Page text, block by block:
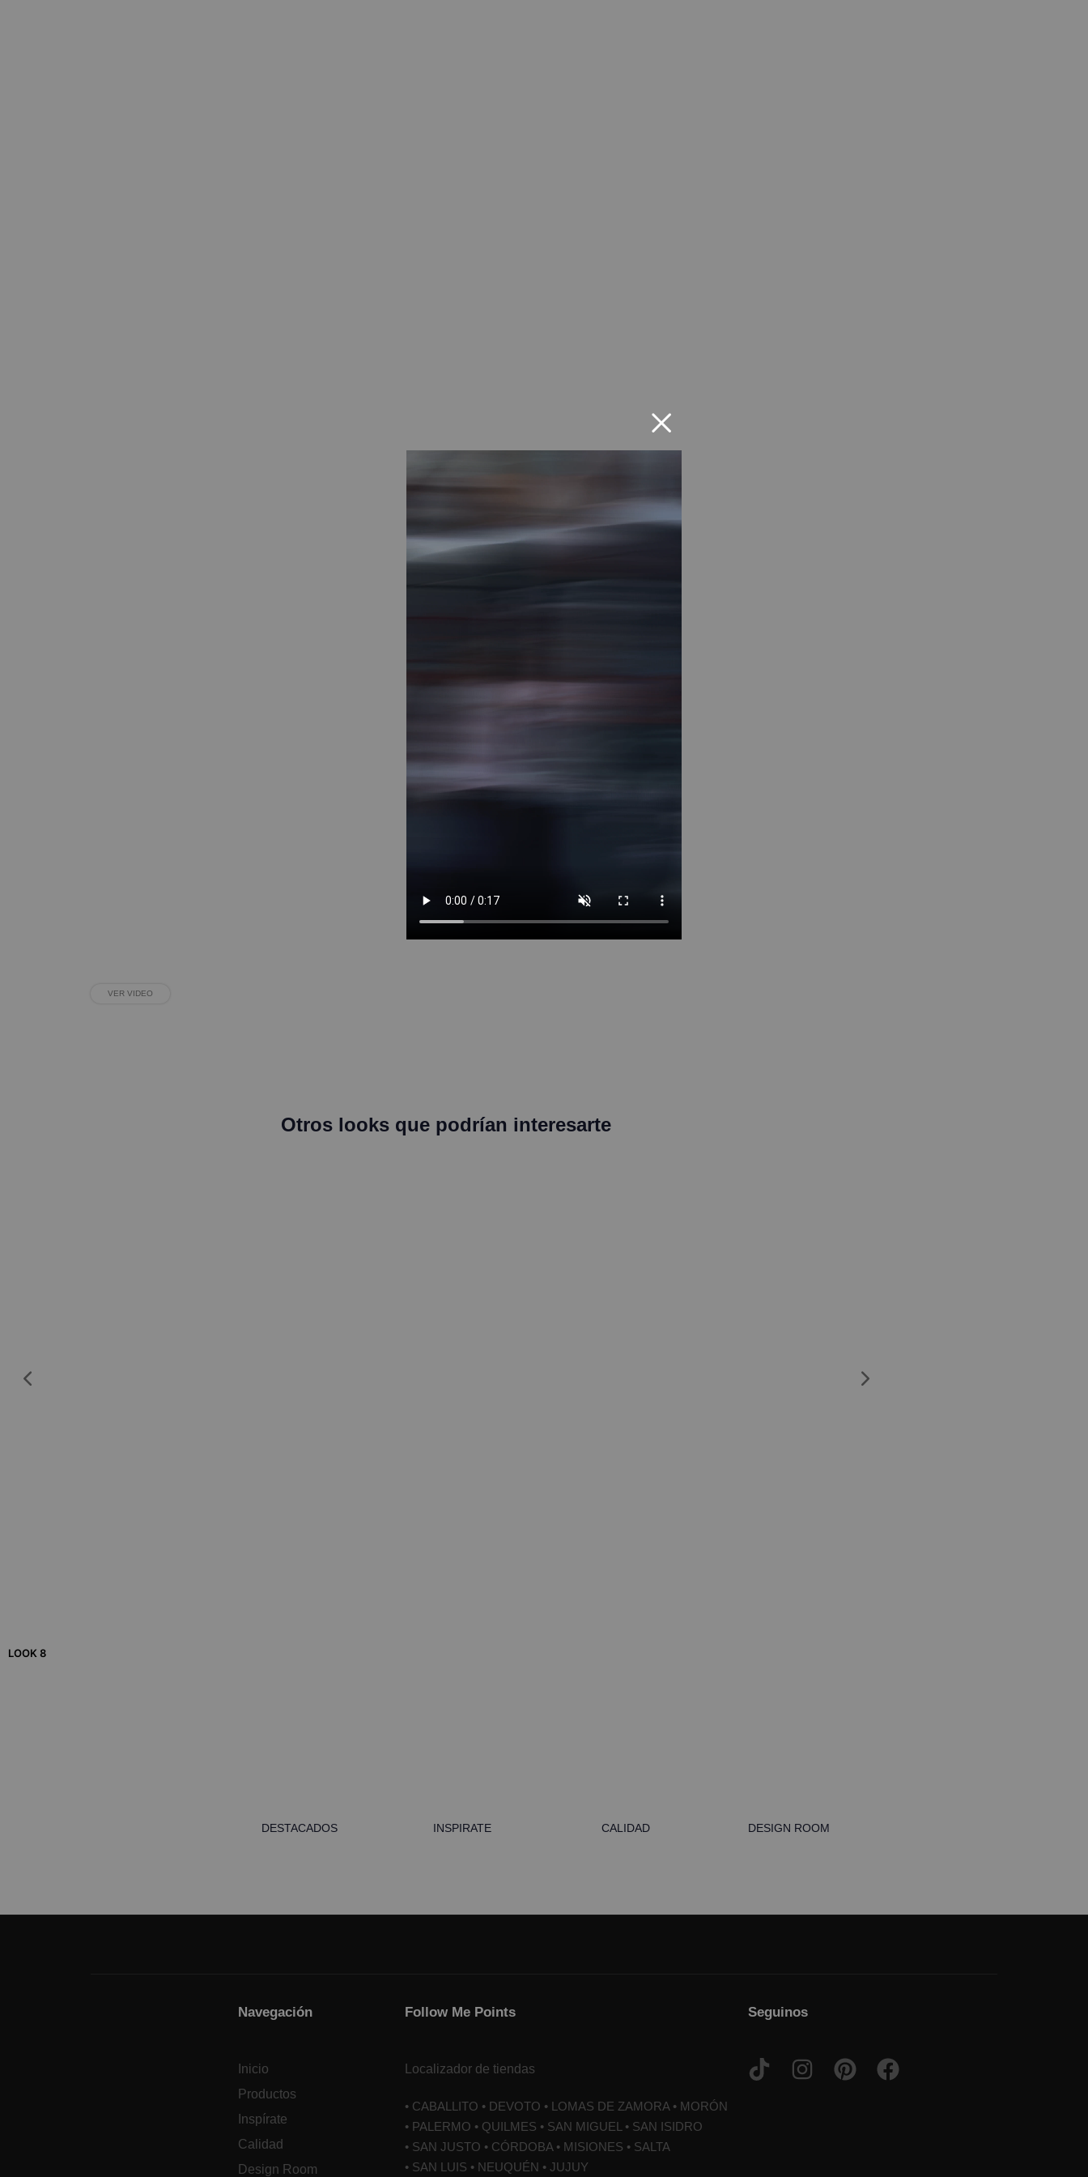
VER VIDEO
Otros looks que podrían interesarte
LOOK 8
DESTACADOS INSPIRATE CALIDAD DESIGN ROOM
Navegación
Inicio
Productos
Inspírate
Calidad
Design Room
Follow Me Points
Localizador de tiendas
• CABALLITO • DEVOTO • LOMAS DE ZAMORA • MORÓN
• PALERMO • QUILMES • SAN MIGUEL • SAN ISIDRO
• SAN JUSTO • CÓRDOBA • MISIONES • SALTA
• SAN LUIS • NEUQUÉN • JUJUY
Seguinos